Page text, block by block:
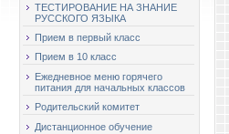
ТЕСТИРОВАНИЕ НА ЗНАНИЕ
РУССКОГО ЯЗЫКА
Прием в первый класс
Прием в 10 класс
Ежедневное меню горячего
питания для начальных классов
Родительский комитет
Дистанционное обучение